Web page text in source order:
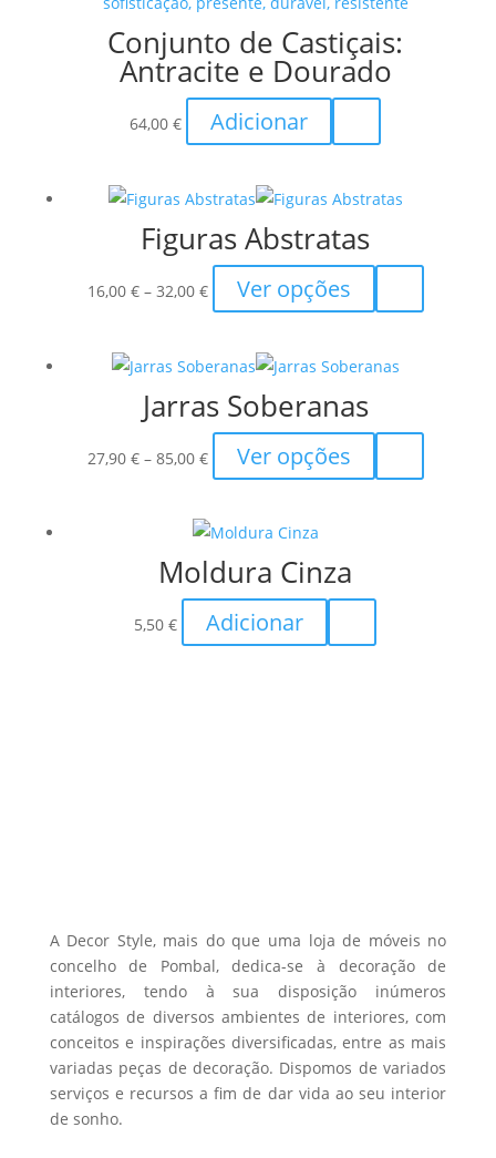
Conjunto de Castiçais:
Antracite e Dourado
64,00€ Adicionar
Figuras Abstratas
16,00 € – 32,00 €Price
range:
through
32,00 €
Ver opções
product
multiple
The
may
the
Jarras Soberanas
27,90 € – 85,00 €Price
range:
through
85,00 €
Ver opções
product
The
may
Moldura Cinza
5,50€ Adicionar
A Decor Style, mais do que uma loja de móveis no
concelho de Pombal, dedica-se à decoração de
interiores, tendo à sua disposição inúmeros
catálogos de diversos ambientes de interiores, com
conceitos e inspirações diversificadas, entre as mais
variadas peças de decoração. Dispomos de variados
serviços e recursos a fim de dar vida ao seu interior
de sonho.